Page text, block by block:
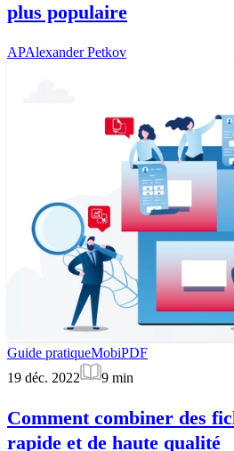
plus populaire
APAlexander Petkov
Guide pratiqueMobiPDF
19 déc. 2022
9 min
Comment combiner des
rapide et de haute qualité